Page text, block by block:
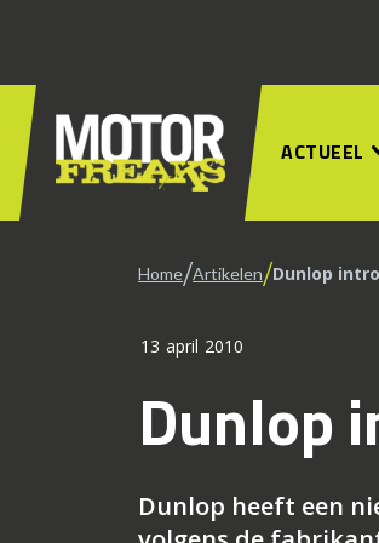
ACTUEEL
Home/Artikelen/Dunlop
13 april 2010
Dunlop
Dunlop heeft een